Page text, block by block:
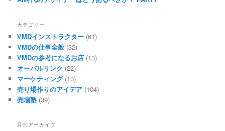
カテゴリー
VMDインストラクター (61)
VMDの仕事全般 (32)
VMDの参考になるお店 (13)
オーバルリンク (22)
マーケティング(13)
売り場作りのアイデア (104)
売場塾 (39)
月刊アーカイブ